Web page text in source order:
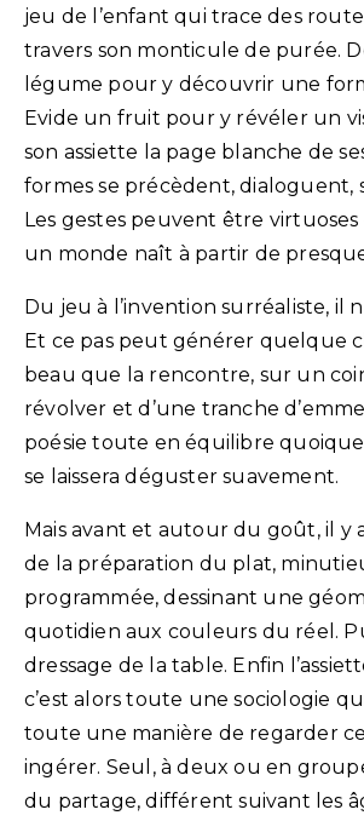
jeu de l’enfant qui trace des
travers son monticule de purée.
légume pour y découvrir une
Evide un fruit pour y révéler un
son assiette la page blanche de
formes se précèdent, dialoguent,
Les gestes peuvent être virtuoses
un monde naît à partir de
Du jeu à l’invention surréaliste, il
Et ce pas peut générer quelque
beau que la rencontre, sur un
révolver et d’une tranche
poésie toute en équilibre
se laissera déguster suavement.
Mais avant et autour du goût, il y
de la préparation du plat,
programmée, dessinant une
quotidien aux couleurs du réel.
dressage de la table. Enfin
c’est alors toute une sociologie
toute une manière de regarder
ingérer. Seul, à deux ou en
du partage, différent suivant les